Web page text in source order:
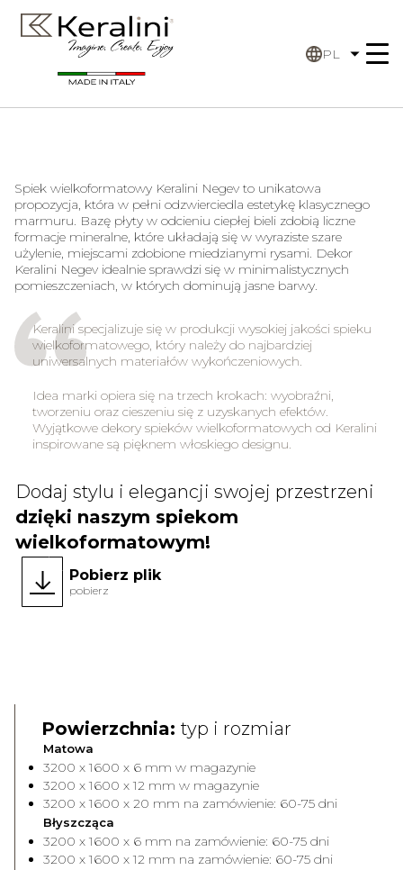
PL
Spiek wielkoformatowy Keralini Negev to unikatowa
propozycja, która w pełni odzwierciedla estetykę klasycznego
marmuru. Bazę płyty w odcieniu ciepłej bieli zdobią liczne
formacje mineralne, które układają się w wyraziste szare
użylenie, miejscami zdobione miedzianymi rysami. Dekor
Keralini Negev idealnie sprawdzi się w minimalistycznych
pomieszczeniach, w których dominują jasne barwy.
Keralini specjalizuje się w produkcji wysokiej jakości spieku
wielkoformatowego, który należy do najbardziej
uniwersalnych materiałów wykończeniowych.
Idea marki opiera się na trzech krokach: wyobraźni,
tworzeniu oraz cieszeniu się z uzyskanych efektów.
Wyjątkowe dekory spieków wielkoformatowych od Keralini
inspirowane są pięknem włoskiego designu.
Dodaj stylu i elegancji swojej przestrzeni
dzięki naszym spiekom
wielkoformatowym!
Pobierz plik
pobierz
Powierzchnia: typ i rozmiar
Matowa
3200 x 1600 x 6 mm w magazynie
3200 x 1600 x 12 mm w magazynie
3200 x 1600 x 20 mm na zamówienie: 60-75 dni
Błyszcząca
3200 x 1600 x 6 mm na zamówienie: 60-75 dni
3200 x 1600 x 12 mm na zamówienie: 60-75 dni